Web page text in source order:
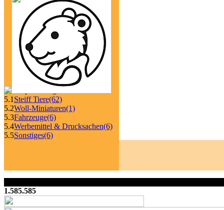
5.1 Steiff Tiere(62)
5.2Woll-Miniaturen(1)
5.3Fahrzeuge(6)
5.4Werbemittel & Drucksachen(6)
5.5Sonstiges(6)
1.585.585